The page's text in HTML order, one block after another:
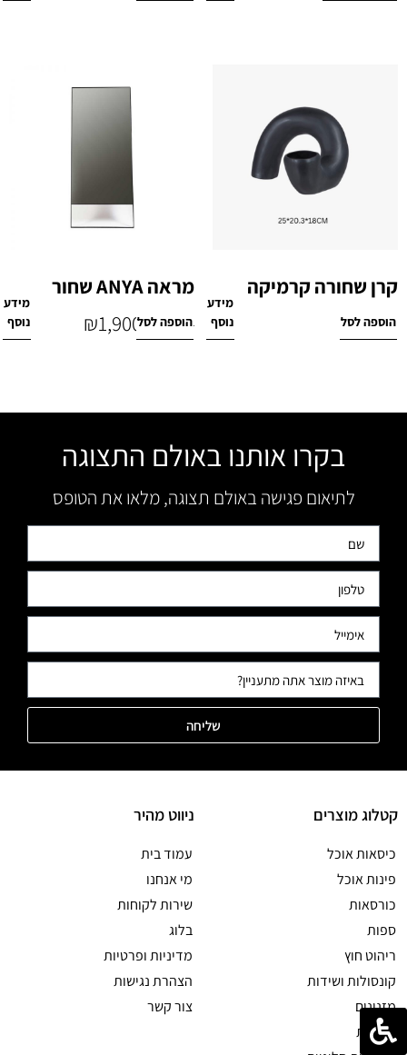
קרן שחורה קרמיקה
₪279
הוספה לסל
מידע
נוסף
מראה ANYA שחור
₪2,900
₪1,900הוספה לסל
מידע
נוסף
בקרו אותנו באולם התצוגה
לתיאום פגישה באולם תצוגה, מלאו את הטופס
שליחה
קטלוג מוצרים
כיסאות אוכל
פינות אוכל
כורסאות
ספות
ריהוט חוץ
קונסולות ושידות
מזנונים
ספריות
ניווט מהיר
עמוד בית
מי אנחנו
שירות לקוחות
בלוג
מדיניות ופרטיות
הצהרת נגישות
צור קשר